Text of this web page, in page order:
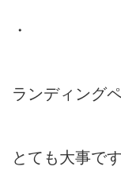
・
ランディング
とても大事です